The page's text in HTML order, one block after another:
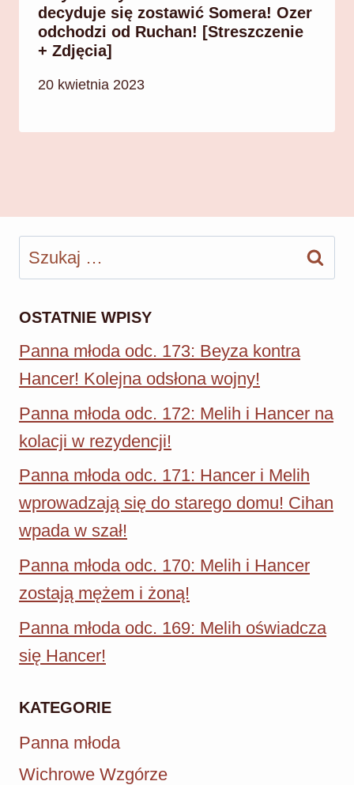
decyduje się zostawić Somera! Ozer
odchodzi od Ruchan! [Streszczenie
+ Zdjęcia]
20 kwietnia 2023
Szukaj:
OSTATNIE WPISY
Panna młoda odc. 173: Beyza kontra
Hancer! Kolejna odsłona wojny!
Panna młoda odc. 172: Melih i Hancer na
kolacji w rezydencji!
Panna młoda odc. 171: Hancer i Melih
wprowadzają się do starego domu! Cihan
wpada w szał!
Panna młoda odc. 170: Melih i Hancer
zostają mężem i żoną!
Panna młoda odc. 169: Melih oświadcza
się Hancer!
KATEGORIE
Panna młoda
Wichrowe Wzgórze